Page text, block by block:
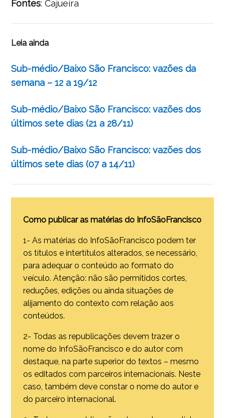
Fontes: Cajueira
Leia ainda
Sub-médio/Baixo São Francisco: vazões da
semana – 12 a 19/12
Sub-médio/Baixo São Francisco: vazões dos
últimos sete dias (21 a 28/11)
Sub-médio/Baixo São Francisco: vazões dos
últimos sete dias (07 a 14/11)
Como publicar as matérias do InfoSãoFrancisco
1- As matérias do InfoSãoFrancisco podem ter
os títulos e intertítulos alterados, se necessário,
para adequar o conteúdo ao formato do
veículo. Atenção: não são permitidos cortes,
reduções, edições ou ainda situações de
alijamento do contexto com relação aos
conteúdos.
2- Todas as republicações devem trazer o
nome do InfoSãoFrancisco e do autor com
destaque, na parte superior do textos – mesmo
os editados com parceiros internacionais. Neste
caso, também deve constar o nome do autor e
do parceiro internacional.